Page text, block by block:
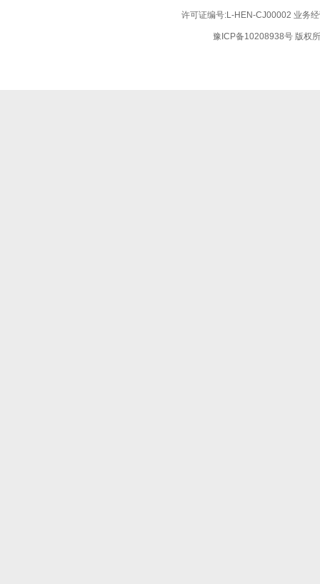
许可证编号:L-HEN-CJ00002 业务
豫ICP备10208938号 版权